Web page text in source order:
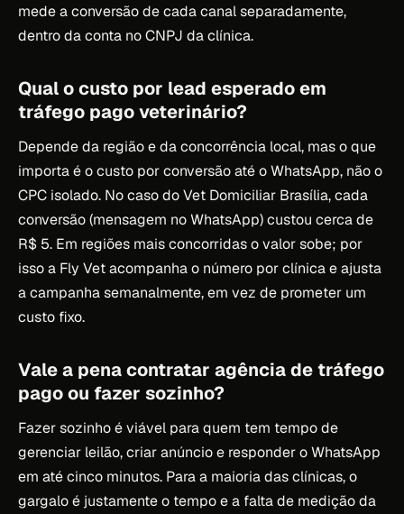
mede a conversão de cada canal separadamente,
dentro da conta no CNPJ da clínica.
Qual o custo por lead esperado em
tráfego pago veterinário?
Depende da região e da concorrência local, mas o que
importa é o custo por conversão até o WhatsApp, não o
CPC isolado. No caso do Vet Domiciliar Brasília, cada
conversão (mensagem no WhatsApp) custou cerca de
R$ 5. Em regiões mais concorridas o valor sobe; por
isso a Fly Vet acompanha o número por clínica e ajusta
a campanha semanalmente, em vez de prometer um
custo fixo.
Vale a pena contratar agência de tráfego
pago ou fazer sozinho?
Fazer sozinho é viável para quem tem tempo de
gerenciar leilão, criar anúncio e responder o WhatsApp
em até cinco minutos. Para a maioria das clínicas, o
gargalo é justamente o tempo e a falta de medição da